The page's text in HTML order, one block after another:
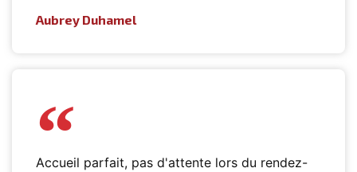
Aubrey Duhamel
Accueil parfait, pas d'attente lors du rendez-